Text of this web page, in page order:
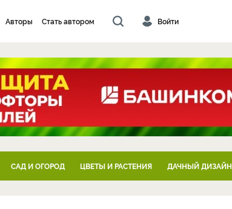
Авторы Стать автором Войти
САД И ОГОРОД ЦВЕТЫ И РАСТЕНИЯ ДАЧНЫЙ ДИЗАЙН